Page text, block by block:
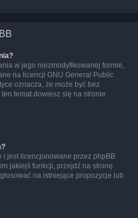
w jego niezmodyfikowanej formie,
na licencji GNU General Public
oznacza, że może być bez
temat dowiesz się na stronie
i jest licencjonowane przez phpBB
jakiejś funkcji, przejdź na stronę
na istniejące propozycje lub